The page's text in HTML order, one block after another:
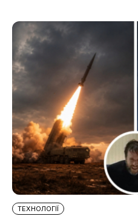
ТЕХНОЛОГІЇ